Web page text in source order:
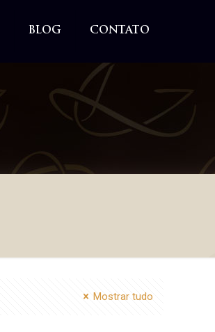
BLOG CONTATO
Mostrar tudo